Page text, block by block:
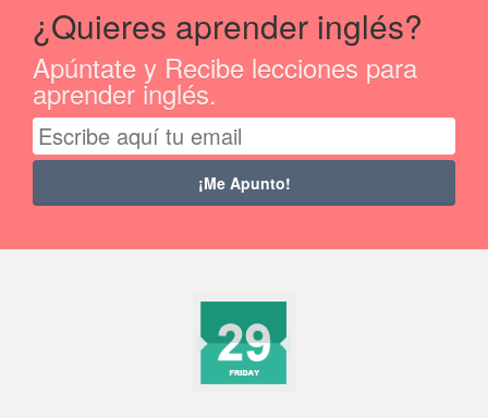
¿Quieres aprender inglés?
Apúntate y Recibe lecciones para
aprender inglés.